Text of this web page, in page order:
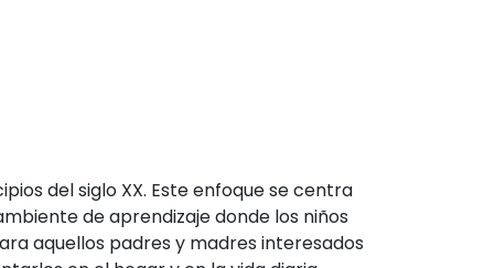
del siglo XX. Este enfoque se centra
de aprendizaje donde los niños
aquellos padres y madres interesados